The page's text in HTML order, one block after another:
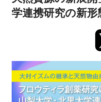
お問い合わせ
新規登録
イベント
学連携研究の新形